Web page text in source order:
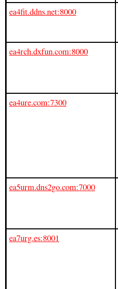
ea4fit.ddns.net:8000
ea4rch.dxfun.com:8000
ea4ure.com:7300
ea5urm.dns2go.com:7000
ea7urg.es:8001